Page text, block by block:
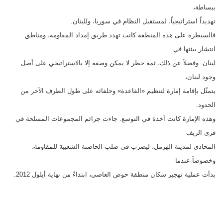
ببساطة،
تهديداً استراتيجياً، لمستقبل النظام في سوريا، وللبنان.
فالسيطرة على هذه المنطقة كانت تهدد طريق إمداد المقاومة، ومناطق
انتشار بيئتها في
لبنان. وفضلاً عن ذلك، ثمة خطر لا يمكن وصفه إلا بالاستراتيجي على أصل
وجود لبنان،
يتمثّل بإقامة إمارة لتنظيم «القاعدة» وحلفائه على طول الطرف الآخر من
الحدود.
وهذه الإمارة كانت آخذة في التوسع. جاءت جرائم المجموعات المسلحة في
قرى الريف
المحاذي لمدينة الهرمل، ليضرب في صلب الحاضنة الشعبية للمقاومة،
وخصوصاً عندما
بدأت عملية تهجير سكان منطقة حوض العاصي، ابتداءً من نهاية أيلول 2012.